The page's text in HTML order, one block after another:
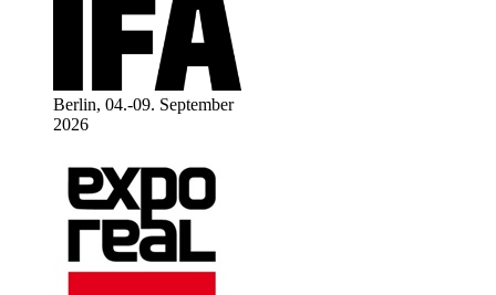
Berlin, 04.-09. September
2026